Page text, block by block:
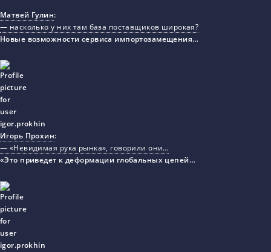
Матвей Гулин:
— насколько у них там база поставщиков широкая?
Новые возможности сервиса импортозамещения…
Игорь Прохин:
— «Невидимая рука рынка», говорили они…
«Это приведет к деформации глобальных цепей…